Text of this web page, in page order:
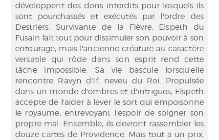
développent des dons interdits pour lesquels ils
sont pourchassés et exécutés par l'ordre des
Destriers. Survivante de la Fièvre, Elspeth du
Fusain fait tout pour dissimuler son pouvoir à son
entourage, mais l'ancienne créature au caractère
versatile qui rôde dans son esprit rend cette
tâche impossible. Sa vie bascule lorsqu'elle
rencontre Ravyn d'If, neveu du Roi. Propulsée
dans un monde d'ombres et d'intrigues, Elspeth
accepte de l'aider à lever le sort qui empoisonne
le royaume, entrevoyant l'espoir de soigner son
propre mal. Ensemble, ils devront rassembler les
douze cartes de Providence. Mais tout a un prix,